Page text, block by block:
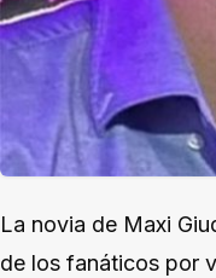
La novia de Maxi
de los fanáticos por